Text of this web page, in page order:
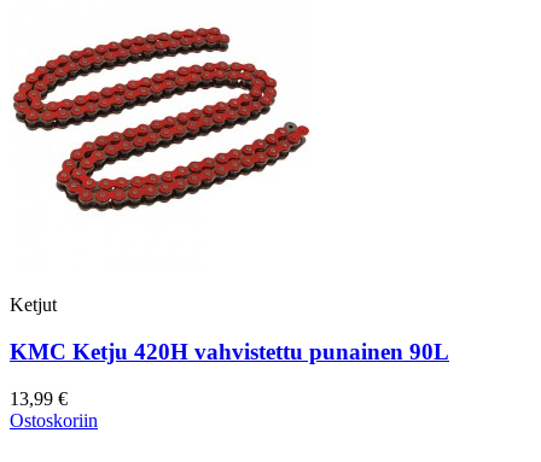
Ketjut
KMC Ketju 420H vahvistettu punainen 90L
13,99 €
Ostoskoriin